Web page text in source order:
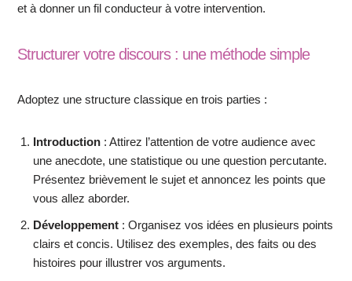
et à donner un fil conducteur à votre intervention.
Structurer votre discours : une méthode simple
Adoptez une structure classique en trois parties :
Introduction : Attirez l’attention de votre audience avec
une anecdote, une statistique ou une question percutante.
Présentez brièvement le sujet et annoncez les points que
vous allez aborder.
Développement : Organisez vos idées en plusieurs points
clairs et concis. Utilisez des exemples, des faits ou des
histoires pour illustrer vos arguments.